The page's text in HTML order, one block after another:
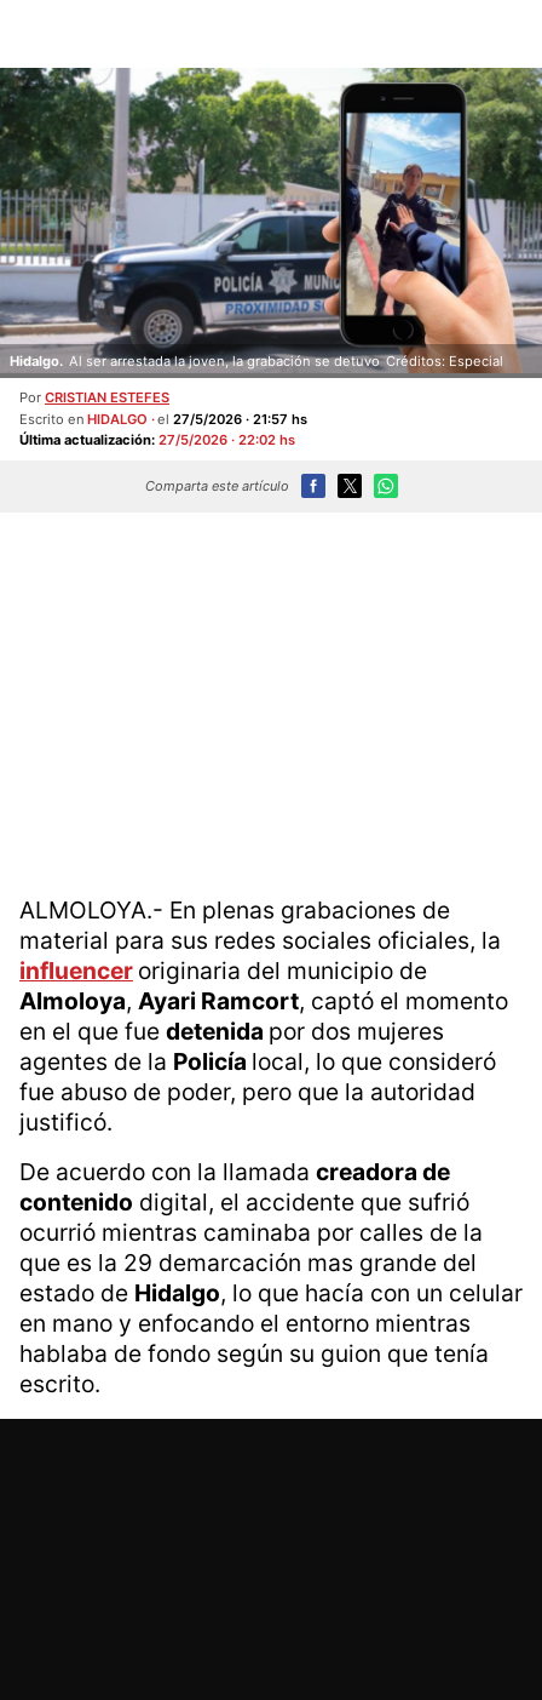
Hidalgo. Al ser arrestada la joven, la grabación se detuvo Créditos: Especial
Por CRISTIAN ESTEFES
Escrito en HIDALGO el 27/5/2026 · 21:57 hs
Última actualización: 27/5/2026 · 22:02 hs
Comparta este artículo
ALMOLOYA.- En plenas grabaciones de
material para sus redes sociales oficiales, la
influencer originaria del municipio de
Almoloya, Ayari Ramcort, captó el momento
en el que fue detenida por dos mujeres
agentes de la Policía local, lo que consideró
fue abuso de poder, pero que la autoridad
justificó.
De acuerdo con la llamada creadora de
contenido digital, el accidente que sufrió
ocurrió mientras caminaba por calles de la
que es la 29 demarcación mas grande del
estado de Hidalgo, lo que hacía con un celular
en mano y enfocando el entorno mientras
hablaba de fondo según su guion que tenía
escrito.